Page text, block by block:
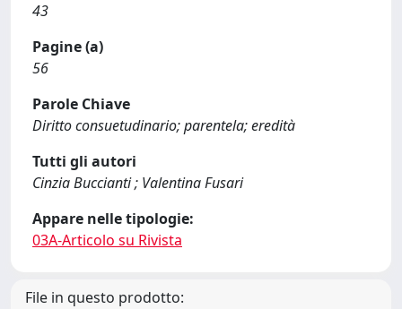
43
Pagine (a)
56
Parole Chiave
Diritto consuetudinario; parentela; eredità
Tutti gli autori
Cinzia Buccianti ; Valentina Fusari
Appare nelle tipologie:
03A-Articolo su Rivista
File in questo prodotto: